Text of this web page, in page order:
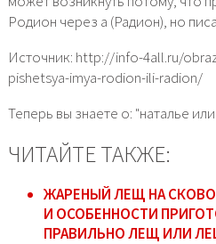
Родион через а (Радион), но
Источник: http://info-4all.ru/
pishetsya-imya-rodion-ili-radion/
Теперь вы знаете о: "наталье
ЧИТАЙТЕ ТАКЖЕ:
ЖАРЕНЫЙ ЛЕЩ НА
И ОСОБЕННОСТИ
ПРАВИЛЬНО ЛЕЩ ИЛИ